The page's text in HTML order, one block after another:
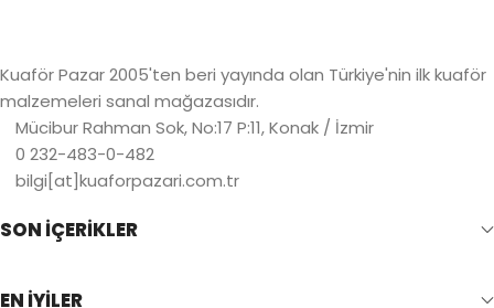
Kuaför Pazar 2005'ten beri yayında olan Türkiye'nin ilk kuaför
malzemeleri sanal mağazasıdır.
Mücibur Rahman Sok, No:17 P:11, Konak / İzmir
0 232-483-0-482
bilgi[at]kuaforpazari.com.tr
SON İÇERİKLER
EN İYİLER